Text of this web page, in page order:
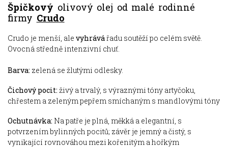
Špičkový olivový olej od malé rodinné
firmy Crudo
Crudo je menší, ale vyhrávářadu soutěží po celém světě.
Ovocná středně intenzivní chuť.
Barva: zelená se žlutými odlesky.
Čichový pocit: živý a trvalý, s výraznými tóny artyčoku,
chřestem a zeleným pepřem smíchaným s mandlovými tóny
Ochutnávka: Na patře je plná, měkká a elegantní, s
potvrzením bylinných pocitů; závěr je jemný a čistý, s
vynikající rovnováhou mezi kořenitým a hořkým